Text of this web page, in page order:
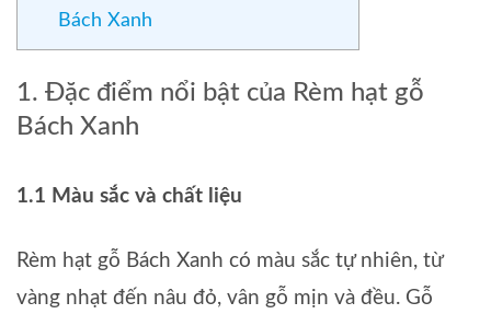
Bách Xanh
1. Đặc điểm nổi bật của Rèm hạt gỗ
Bách Xanh
1.1 Màu sắc và chất liệu
Rèm hạt gỗ Bách Xanh có màu sắc tự nhiên, từ
vàng nhạt đến nâu đỏ, vân gỗ mịn và đều. Gỗ